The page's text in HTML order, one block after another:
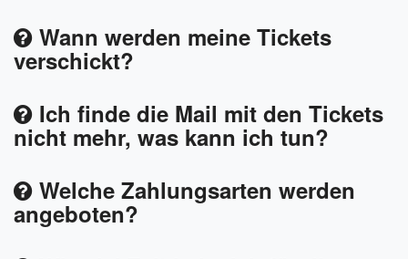
Wann werden meine Tickets
verschickt?
Ich finde die Mail mit den Tickets
nicht mehr, was kann ich tun?
Welche Zahlungsarten werden
angeboten?